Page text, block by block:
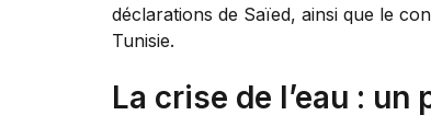
déclarations de Saïed, ainsi que le
Tunisie.
La crise de l’eau :